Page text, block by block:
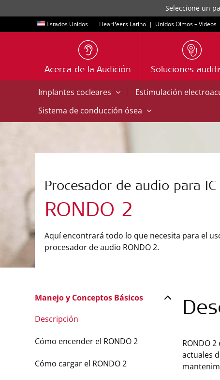
Seleccione un
Estados Unidos HearPeers Latino | Unidos Oimos – Videos
Acerca de la Audición Soluciones
Implantes cocleares | Estimulación
Sistema de conducción ósea
Procesador de audio para IC
RONDO 2
Aquí encontrará todo lo que necesita para el
procesador de audio RONDO 2.
RONDO
actuales
Manejo y Conceptos Básicos
Descripción
Cómo encender el RONDO 2
Cómo cargar el RONDO 2